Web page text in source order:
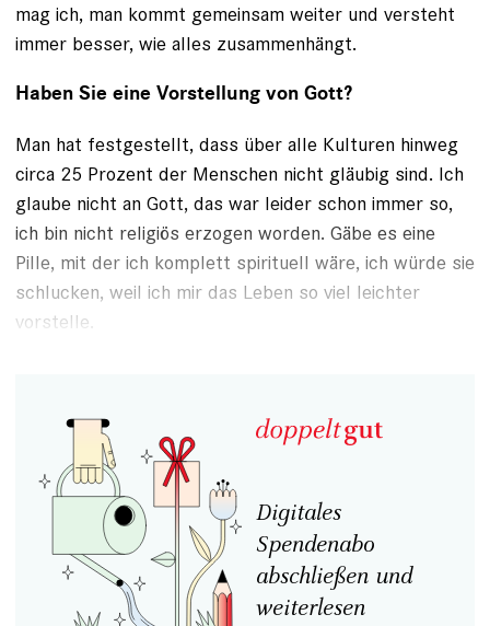
mag ich, man kommt gemeinsam weiter und versteht
immer besser, wie alles zusammenhängt.
Haben Sie eine Vorstellung von Gott?
Man hat festgestellt, dass über alle Kulturen hinweg
circa 25 Prozent der Menschen nicht gläubig sind. Ich
glaube nicht an Gott, das war leider schon immer so,
ich bin nicht religiös erzogen worden. Gäbe es eine
Pille, mit der ich komplett spirituell wäre, ich würde sie
schlucken, weil ich mir das Leben so viel leichter
vorstelle.
Digitales
Spendenabo
abschließen und
weiterlesen